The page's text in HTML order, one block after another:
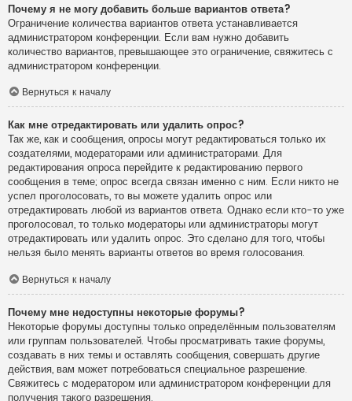
Почему я не могу добавить больше вариантов ответа?
Ограничение количества вариантов ответа устанавливается
администратором конференции. Если вам нужно добавить
количество вариантов, превышающее это ограничение, свяжитесь с
администратором конференции.
Вернуться к началу
Как мне отредактировать или удалить опрос?
Так же, как и сообщения, опросы могут редактироваться только их
создателями, модераторами или администраторами. Для
редактирования опроса перейдите к редактированию первого
сообщения в теме; опрос всегда связан именно с ним. Если никто не
успел проголосовать, то вы можете удалить опрос или
отредактировать любой из вариантов ответа. Однако если кто-то уже
проголосовал, то только модераторы или администраторы могут
отредактировать или удалить опрос. Это сделано для того, чтобы
нельзя было менять варианты ответов во время голосования.
Вернуться к началу
Почему мне недоступны некоторые форумы?
Некоторые форумы доступны только определённым пользователям
или группам пользователей. Чтобы просматривать такие форумы,
создавать в них темы и оставлять сообщения, совершать другие
действия, вам может потребоваться специальное разрешение.
Свяжитесь с модератором или администратором конференции для
получения такого разрешения.